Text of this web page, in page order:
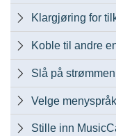
 Klargjøring for
 Koble til andre
 Slå på
 Velge menyspråk
 Stille inn